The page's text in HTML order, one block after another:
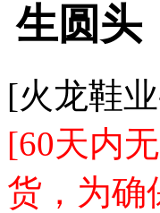
生圆头
[火龙鞋
[60天内
货，为确